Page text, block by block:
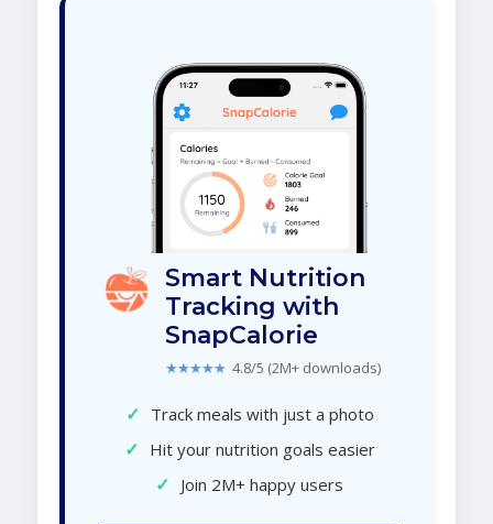
Smart Nutrition
Tracking with
SnapCalorie
★★★★★ 4.8/5 (2M+ downloads)
✓ Track meals with just a photo
✓ Hit your nutrition goals easier
✓ Join 2M+ happy users